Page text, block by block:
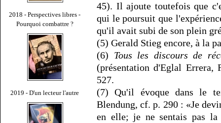
2018 - Perspectives libres -
Pourquoi combattre ?
2019 - D'un lecteur l'autre
45). Il ajoute toutefois que
qui le poursuit que
qu'il avait subi de son plein
(5) Gerald Stieg encore, à la
(6) Tous les discours de
(présentation d'Eglal Errera,
527.
(7) Qu'il évoque dans le
Blendung, cf. p. 290 : «Je
en elle; je ne sentais pas la